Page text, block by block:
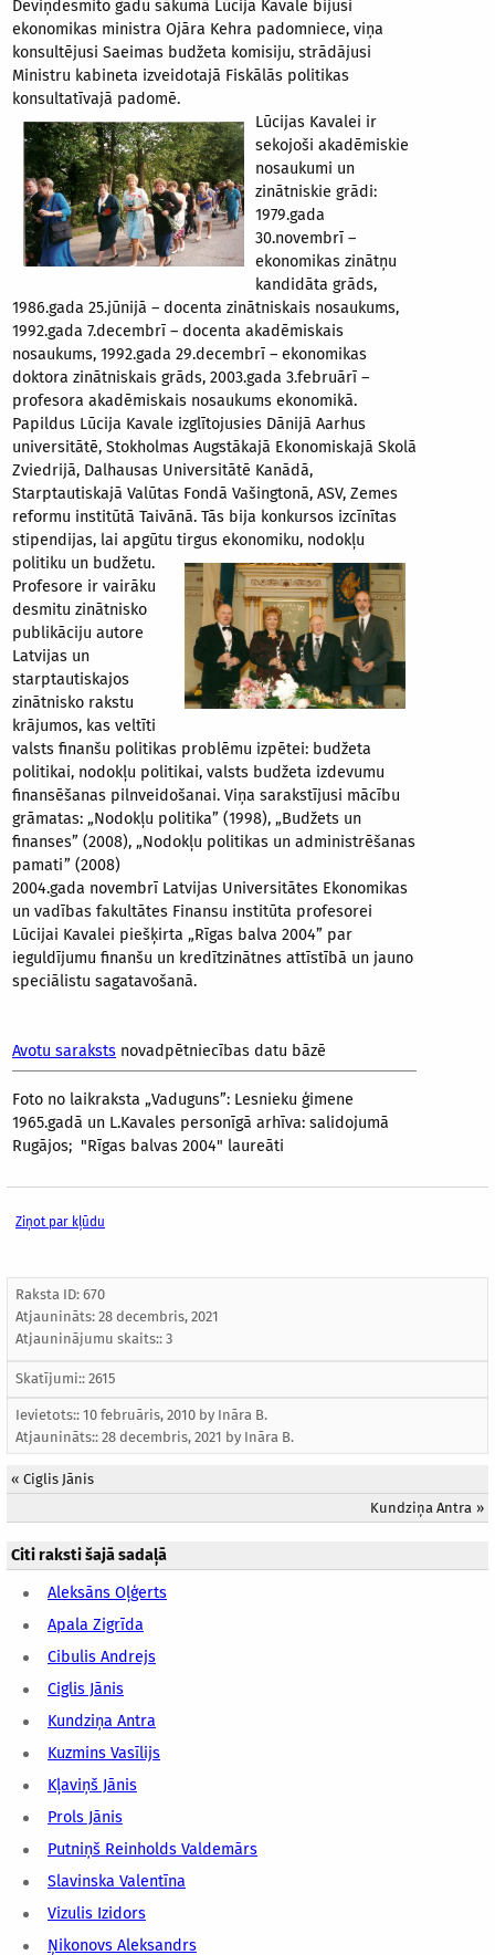
Deviņdesmito gadu sākumā Lūcija Kavale bijusi
ekonomikas ministra Ojāra Kehra padomniece, viņa
konsultējusi Saeimas budžeta komisiju, strādājusi
Ministru kabineta izveidotajā Fiskālās politikas
konsultatīvajā padomē.
Lūcijas Kavalei ir
sekojoši akadēmiskie
nosaukumi un
zinātniskie grādi:
1979.gada
30.novembrī –
ekonomikas zinātņu
kandidāta grāds,
1986.gada 25.jūnijā – docenta zinātniskais nosaukums,
1992.gada 7.decembrī – docenta akadēmiskais
nosaukums, 1992.gada 29.decembrī – ekonomikas
doktora zinātniskais grāds, 2003.gada 3.februārī –
profesora akadēmiskais nosaukums ekonomikā.
Papildus Lūcija Kavale izglītojusies Dānijā Aarhus
universitātē, Stokholmas Augstākajā Ekonomiskajā Skolā
Zviedrijā, Dalhausas Universitātē Kanādā,
Starptautiskajā Valūtas Fondā Vašingtonā, ASV, Zemes
reformu institūtā Taivānā. Tās bija konkursos izcīnītas
stipendijas, lai apgūtu tirgus ekonomiku, nodokļu
politiku un budžetu.
Profesore ir vairāku
desmitu zinātnisko
publikāciju autore
Latvijas un
starptautiskajos
zinātnisko rakstu
krājumos, kas veltīti
valsts finanšu politikas problēmu izpētei: budžeta
politikai, nodokļu politikai, valsts budžeta izdevumu
finansēšanas pilnveidošanai. Viņa sarakstījusi mācību
grāmatas: „Nodokļu politika” (1998), „Budžets un
finanses” (2008), „Nodokļu politikas un administrēšanas
pamati” (2008)
2004.gada novembrī Latvijas Universitātes Ekonomikas
un vadības fakultātes Finansu institūta profesorei
Lūcijai Kavalei piešķirta „Rīgas balva 2004” par
ieguldījumu finanšu un kredītzinātnes attīstībā un jauno
speciālistu sagatavošanā.
Avotu saraksts novadpētniecības datu bāzē
Foto no laikraksta „Vaduguns”: Lesnieku ģimene
1965.gadā un L.Kavales personīgā arhīva: salidojumā
Rugājos; "Rīgas balvas 2004" laureāti
Ziņot par kļūdu
Raksta ID: 670
Atjaunināts: 28 decembris, 2021
Atjauninājumu skaits:: 3
Skatījumi:: 2615
Ievietots:: 10 februāris, 2010 by Ināra B.
Atjaunināts:: 28 decembris, 2021 by Ināra B.
« Ciglis Jānis
Kundziņa Antra »
Citi raksti šajā sadaļā
Aleksāns Oļģerts
Apala Zigrīda
Cibulis Andrejs
Ciglis Jānis
Kundziņa Antra
Kuzmins Vasīlijs
Kļaviņš Jānis
Prols Jānis
Putniņš Reinholds Valdemārs
Slavinska Valentīna
Vizulis Izidors
Ņikonovs Aleksandrs